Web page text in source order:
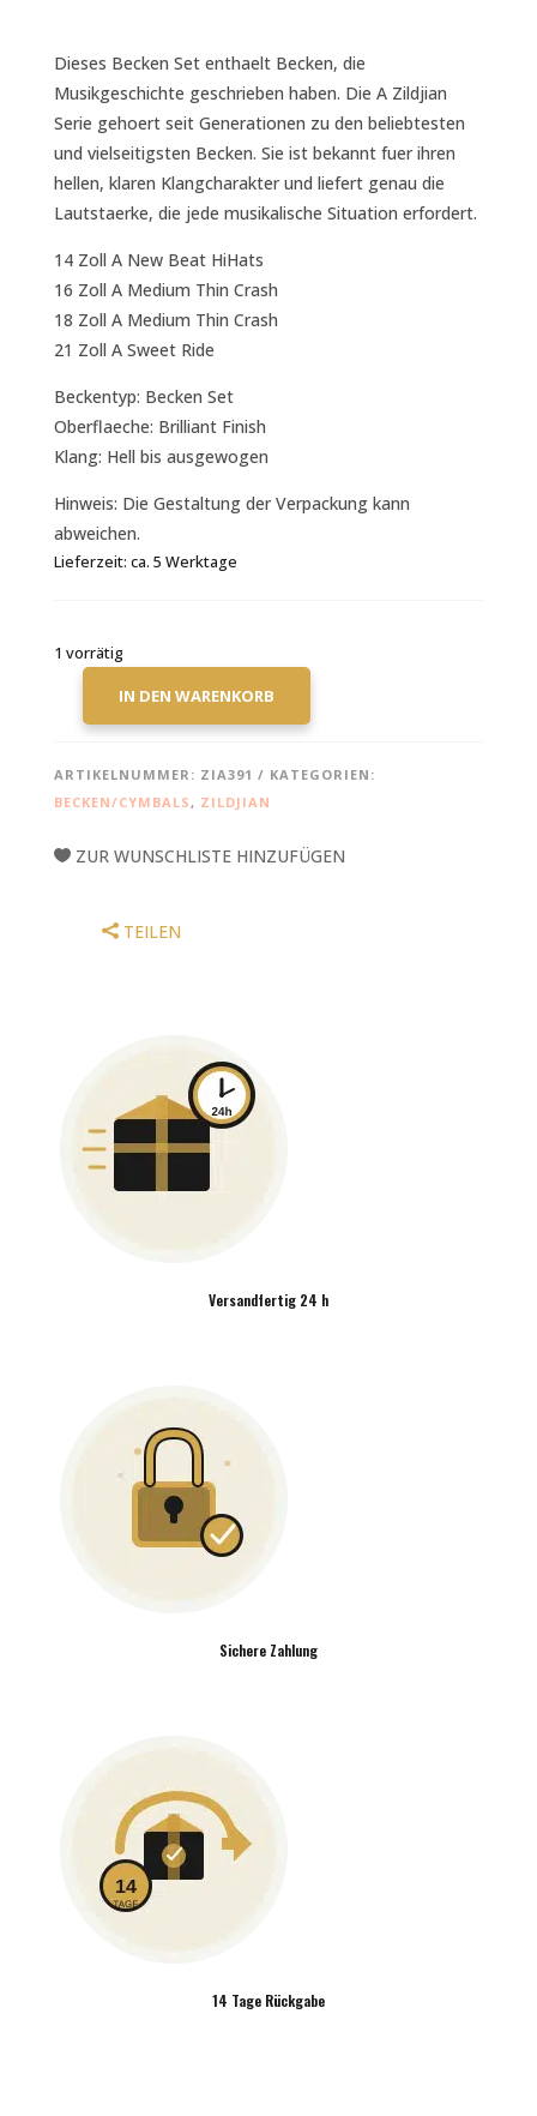
Dieses Becken Set enthaelt Becken, die
Musikgeschichte geschrieben haben. Die A Zildjian
Serie gehoert seit Generationen zu den beliebtesten
und vielseitigsten Becken. Sie ist bekannt fuer ihren
hellen, klaren Klangcharakter und liefert genau die
Lautstaerke, die jede musikalische Situation erfordert.
14 Zoll A New Beat HiHats
16 Zoll A Medium Thin Crash
18 Zoll A Medium Thin Crash
21 Zoll A Sweet Ride
Beckentyp: Becken Set
Oberflaeche: Brilliant Finish
Klang: Hell bis ausgewogen
Hinweis: Die Gestaltung der Verpackung kann
abweichen.
Lieferzeit: ca. 5 Werktage
1 vorrätig
PACK,
IN DEN WARENKORB
ARTIKELNUMMER: ZIA391
KATEGORIEN:
BECKEN/CYMBALS , ZILDJIAN
ZUR WUNSCHLISTE HINZUFÜGEN
TEILEN
Versandfertig 24 h
Sichere Zahlung
14 Tage Rückgabe